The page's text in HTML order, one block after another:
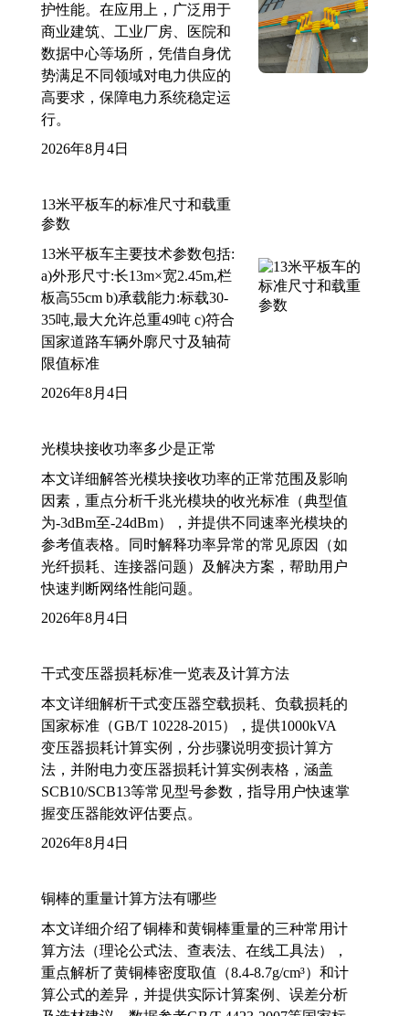
护性能。在应用上，广泛用于
商业建筑、工业厂房、医院和
数据中心等场所，凭借自身优
势满足不同领域对电力供应的
高要求，保障电力系统稳定运
行。
2026年8月4日
13米平板车的标准尺寸和载重
参数
13米平板车主要技术参数包括:
a)外形尺寸:长13m×宽2.45m,栏
板高55cm b)承载能力:标载30-
35吨,最大允许总重49吨 c)符合
国家道路车辆外廓尺寸及轴荷
限值标准
2026年8月4日
光模块接收功率多少是正常
本文详细解答光模块接收功率的正常范围及影响
因素，重点分析千兆光模块的收光标准（典型值
为-3dBm至-24dBm），并提供不同速率光模块的
参考值表格。同时解释功率异常的常见原因（如
光纤损耗、连接器问题）及解决方案，帮助用户
快速判断网络性能问题。
2026年8月4日
干式变压器损耗标准一览表及计算方法
本文详细解析干式变压器空载损耗、负载损耗的
国家标准（GB/T 10228-2015），提供1000kVA
变压器损耗计算实例，分步骤说明变损计算方
法，并附电力变压器损耗计算实例表格，涵盖
SCB10/SCB13等常见型号参数，指导用户快速掌
握变压器能效评估要点。
2026年8月4日
铜棒的重量计算方法有哪些
本文详细介绍了铜棒和黄铜棒重量的三种常用计
算方法（理论公式法、查表法、在线工具法），
重点解析了黄铜棒密度取值（8.4-8.7g/cm³）和计
算公式的差异，并提供实际计算案例、误差分析